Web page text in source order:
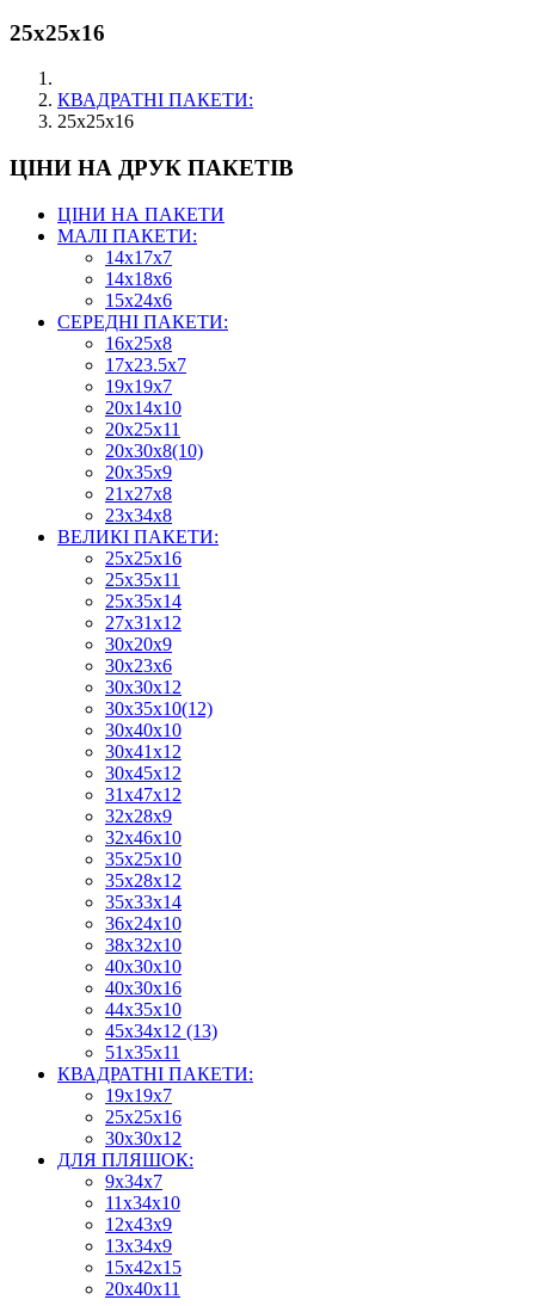
25х25х16
КВАДРАТНІ ПАКЕТИ:
25х25х16
ЦІНИ НА ДРУК ПАКЕТІВ
ЦІНИ НА ПАКЕТИ
МАЛІ ПАКЕТИ:
14х17х7
14х18х6
15х24х6
СЕРЕДНІ ПАКЕТИ:
16х25х8
17х23.5х7
19х19х7
20х14х10
20х25х11
20х30х8(10)
20х35х9
21х27х8
23х34х8
ВЕЛИКІ ПАКЕТИ:
25х25х16
25х35х11
25х35х14
27х31х12
30х20х9
30х23х6
30х30х12
30х35х10(12)
30х40х10
30х41х12
30х45х12
31х47х12
32х28х9
32х46х10
35х25х10
35х28х12
35х33х14
36х24х10
38х32х10
40х30х10
40х30х16
44х35х10
45х34х12 (13)
51х35х11
КВАДРАТНІ ПАКЕТИ:
19х19х7
25х25х16
30х30х12
ДЛЯ ПЛЯШОК:
9х34х7
11х34х10
12х43х9
13х34х9
15х42х15
20х40х11